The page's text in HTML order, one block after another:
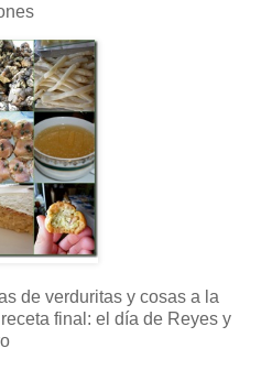
de verduritas y cosas a la
final: el día de Reyes y